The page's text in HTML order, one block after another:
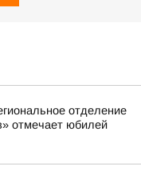
отделение
отмечает юбилей